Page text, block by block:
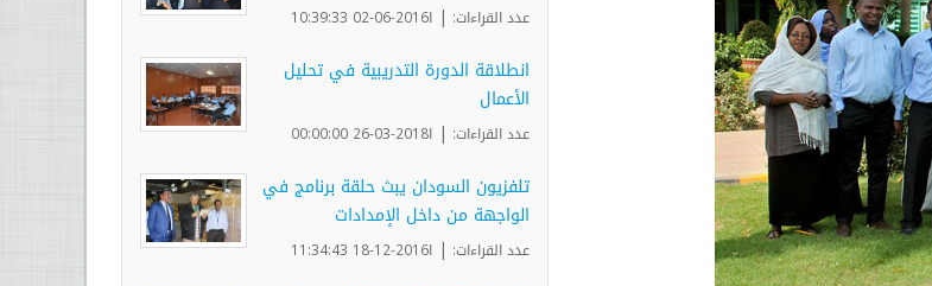
عدد القراءات: | ا2016-06-02 10:39:33
انطلاقة الدورة التدريبية في تحليل
الأعمال
عدد القراءات: | ا2018-03-26 00:00:00
تلفزيون السودان يبث حلقة برنامج في
الواجهة من داخل الإمدادات
عدد القراءات: | ا2016-12-18 11:34:43